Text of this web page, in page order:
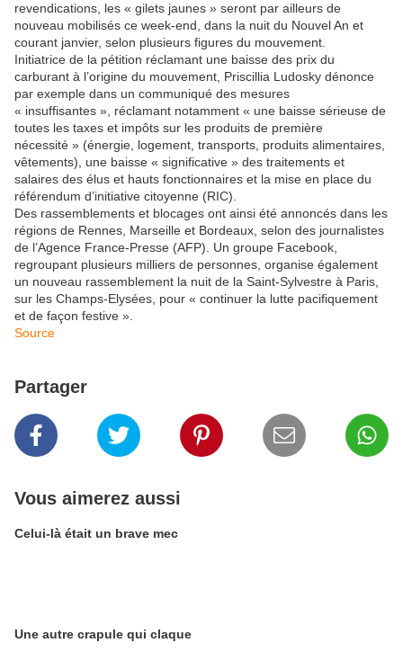
revendications, les « gilets jaunes » seront par ailleurs de
nouveau mobilisés ce week-end, dans la nuit du Nouvel An et
courant janvier, selon plusieurs figures du mouvement.
Initiatrice de la pétition réclamant une baisse des prix du
carburant à l’origine du mouvement, Priscillia Ludosky dénonce
par exemple dans un communiqué des mesures
« insuffisantes », réclamant notamment « une baisse sérieuse de
toutes les taxes et impôts sur les produits de première
nécessité » (énergie, logement, transports, produits alimentaires,
vêtements), une baisse « significative » des traitements et
salaires des élus et hauts fonctionnaires et la mise en place du
référendum d’initiative citoyenne (RIC).
Des rassemblements et blocages ont ainsi été annoncés dans les
régions de Rennes, Marseille et Bordeaux, selon des journalistes
de l’Agence France-Presse (AFP). Un groupe Facebook,
regroupant plusieurs milliers de personnes, organise également
un nouveau rassemblement la nuit de la Saint-Sylvestre à Paris,
sur les Champs-Elysées, pour « continuer la lutte pacifiquement
et de façon festive ».
Source
Partager
Vous aimerez aussi
Celui-là était un brave mec
Une autre crapule qui claque